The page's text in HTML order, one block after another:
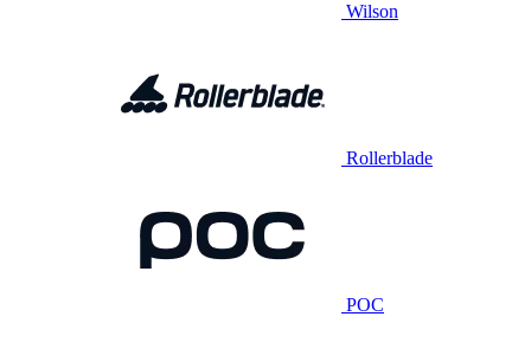
Wilson
Rollerblade
POC